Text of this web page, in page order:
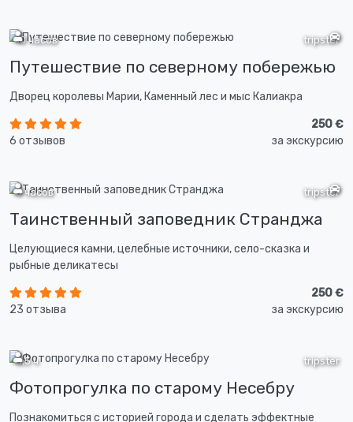
tripster
10 часов
Путешествие по северному побережью
Дворец королевы Марии, Каменный лес и мыс Калиакра
6 отзывов
250 €
за экскурсию
tripster
5 часов
Таинственный заповедник Странджа
Целующиеся камни, целебные источники, село-сказка и
рыбные деликатесы
23 отзыва
250 €
за экскурсию
tripster
3,5 ч
Фотопрогулка по старому Несебру
Познакомиться с историей города и сделать эффектные